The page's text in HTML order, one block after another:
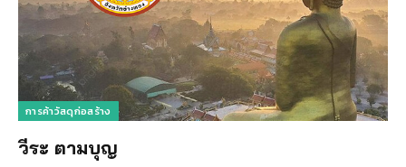
การค้าวัสดุก่อสร้าง
วีระ ตามบุญ